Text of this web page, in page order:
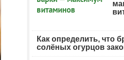
Как определить, что
солёных огурцов